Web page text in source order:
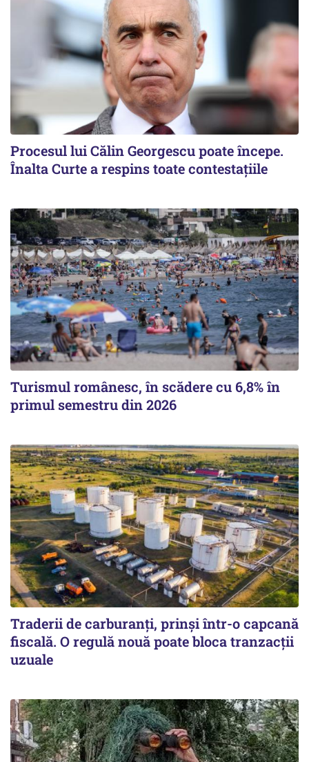
Procesul lui Călin Georgescu poate începe.
Înalta Curte a respins toate contestațiile
Turismul românesc, în scădere cu 6,8% în
primul semestru din 2026
Traderii de carburanți, prinși într-o capcană
fiscală. O regulă nouă poate bloca tranzacții
uzuale